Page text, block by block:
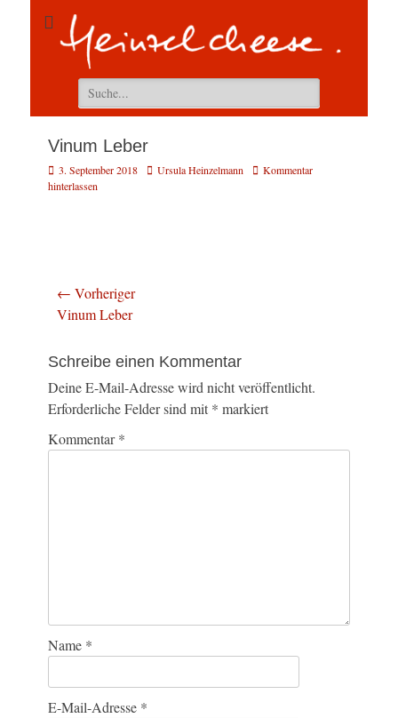
Suchen
nach:
Vinum Leber
Veröffentlicht
am
3. September 2018 AutorUrsula Heinzelmann
Kommentar
hinterlassen
Beitragsnavigation
← Vorheriger
Vorheriger
Vinum Leber
Schreibe einen Kommentar
Deine E-Mail-Adresse wird nicht veröffentlicht.
Erforderliche Felder sind mit * markiert
Kommentar*
Name *
E-Mail-Adresse *